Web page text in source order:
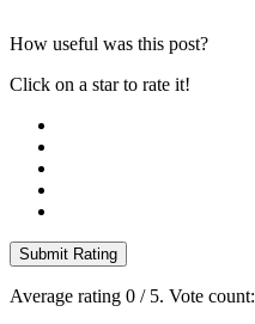
How useful was this post?
Click on a star to rate it!
Submit Rating
Average rating 0 / 5. Vote count: